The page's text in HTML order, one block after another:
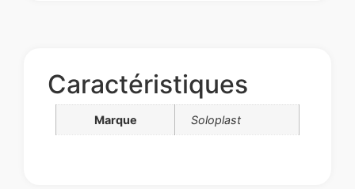
Caractéristiques
Marque Soloplast